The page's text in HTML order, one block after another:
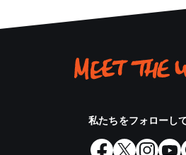
私たちをフォローし